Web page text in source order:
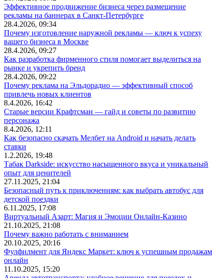
Эффективное продвижение бизнеса через размещение
рекламы на баннерах в Санкт-Петербурге
28.4.2026, 09:34
Почему изготовление наружной рекламы — ключ к успеху
вашего бизнеса в Москве
28.4.2026, 09:27
Как разработка фирменного стиля помогает выделиться на
рынке и укрепить бренд
28.4.2026, 09:22
Почему реклама на Эльдорадио — эффективный способ
привлечь новых клиентов
8.4.2026, 16:42
Старые версии Крафтсман — гайд и советы по развитию
персонажа
8.4.2026, 12:11
Как безопасно скачать Мелбет на Android и начать делать
ставки
1.2.2026, 19:48
Табак Darkside: искусство насыщенного вкуса и уникальный
опыт для ценителей
27.11.2025, 21:04
Безопасный путь к приключениям: как выбрать автобус для
детской поездки
6.11.2025, 17:08
Виртуальный Азарт: Магия и Эмоции Онлайн-Казино
21.10.2025, 21:08
Почему важно работать с вниманием
20.10.2025, 20:16
Фулфилмент для Яндекс Маркет: ключ к успешным продажам
онлайн
11.10.2025, 15:20